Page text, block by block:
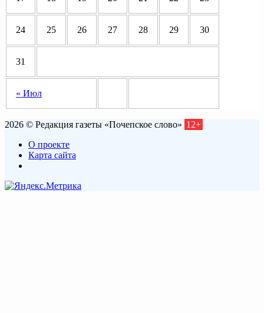
« Июл
24 25 26 27 28 29 30
31
2026 © Редакция газеты «Почепское слово» 12+
О проекте
Карта сайта